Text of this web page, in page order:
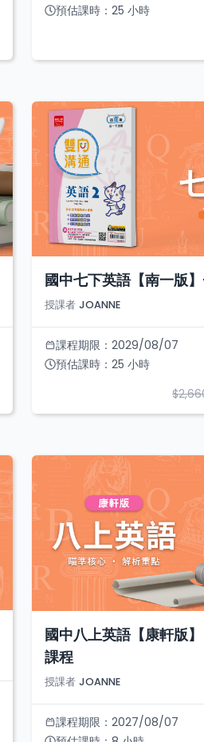
預估課時： 25 小時
國中七下英語【南一版
授課者 JOANNE
課程期限： 2029/08/07
預估課時： 25 小時
國中八上英語【康軒
課程
授課者 JOANNE
課程期限： 2027/08/07